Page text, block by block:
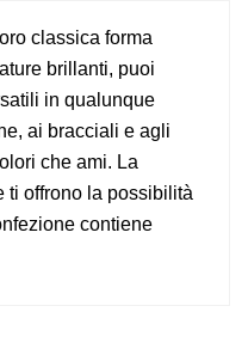
classica forma
brillanti, puoi
in qualunque
ai bracciali e agli
che ami. La
ti offrono la possibilità
contiene